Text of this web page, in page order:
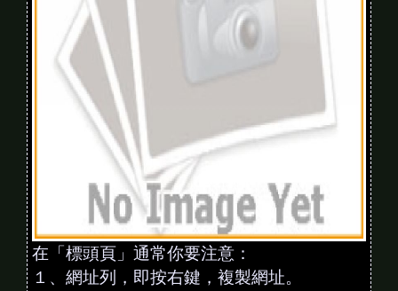
在「標頭頁」通常你要注意：
１、網址列，即按右鍵，複製網址。